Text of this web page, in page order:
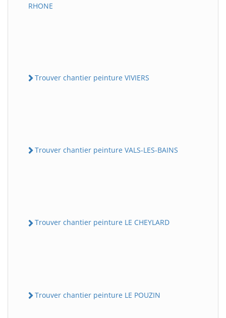
RHONE
Trouver chantier peinture VIVIERS
Trouver chantier peinture VALS-LES-BAINS
Trouver chantier peinture LE CHEYLARD
Trouver chantier peinture LE POUZIN